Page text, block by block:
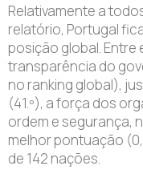
Relativamente a
relatório, Portugal
posição global.
transparência do
no ranking global),
(41.º), a força dos
ordem e segurança,
melhor pontuação
de 142 nações.